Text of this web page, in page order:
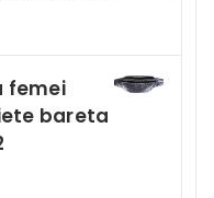
femei
bareta